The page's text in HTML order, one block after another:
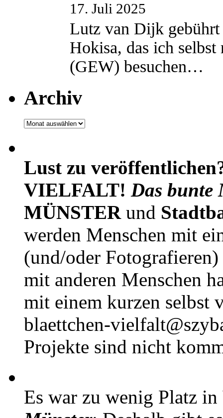
17. Juli 2025
Lutz van Dijk
Hokisa, das ich
(GEW) besuchen…
Archiv
Archiv
Lust zu
VIELFALT! Das bunte
MÜNSTER und
werden Menschen mit
(und/oder
mit anderen Menschen
mit einem kurzen selbst
blaettchen-
Projekte sind nicht
Es war zu wenig Platz in